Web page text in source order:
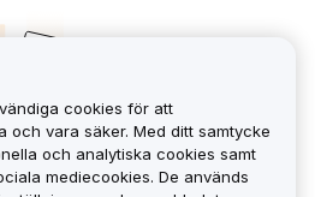
Records
cookies för att
och vara säker. Med ditt samtycke
och analytiska cookies samt
mediecookies. De används